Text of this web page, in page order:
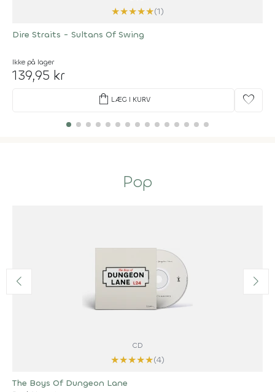
★★★★★(1)
Dire Straits - Sultans Of Swing
Ikke på lager
139,95 kr
shopping_bag LÆG I KURV favorite
Pop
CD
★★★★★(4)
The Boys Of Dungeon Lane